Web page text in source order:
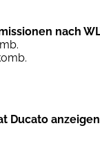
nach
Ducato anzeigen